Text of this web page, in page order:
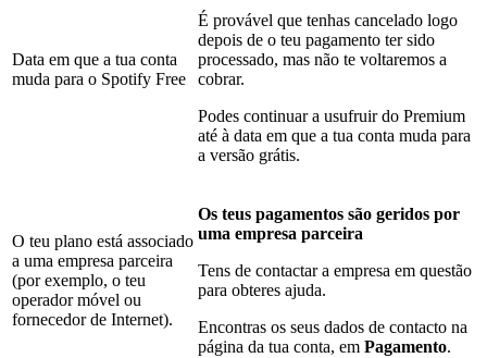
Data em que a tua conta
muda para o Spotify Free
É provável que tenhas cancelado logo
depois de o teu pagamento ter sido
processado, mas não te voltaremos a
cobrar.
Podes continuar a usufruir do Premium
até à data em que a tua conta muda para
a versão grátis.
O teu plano está associado
a uma empresa parceira
(por exemplo, o teu
operador móvel ou
fornecedor de Internet).
Os teus pagamentos são geridos por
uma empresa parceira
Tens de contactar a empresa em questão
para obteres ajuda.
Encontras os seus dados de contacto na
página da tua conta, em Pagamento.